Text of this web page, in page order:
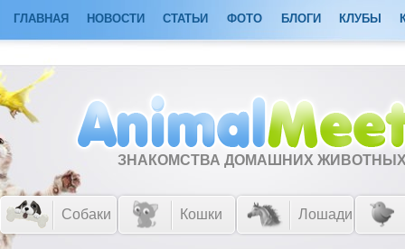
ГЛАВНАЯ НОВОСТИ СТАТЬИ ФОТО БЛОГИ КЛУБЫ
ЗНАКОМСТВА ДОМАШНИХ
Собаки Кошки Лошади